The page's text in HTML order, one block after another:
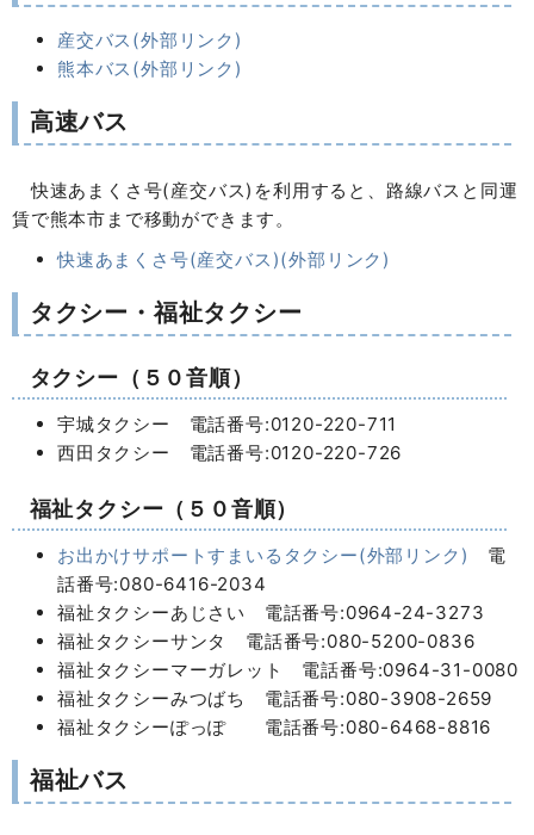
産交バス(外部リンク)
熊本バス(外部リンク)
高速バス
快速あまくさ号(産交バス)を利用すると、路線バスと同運
賃で熊本市まで移動ができます。
快速あまくさ号(産交バス)(外部リンク)
タクシー・福祉タクシー
タクシー（５０音順）
宇城タクシー 電話番号:0120-220-711
西田タクシー 電話番号:0120-220-726
福祉タクシー（５０音順）
お出かけサポートすまいるタクシー(外部リンク)
電
話番号:080-6416-2034
福祉タクシーあじさい 電話番号:0964-24-3273
福祉タクシーサンタ 電話番号:080-5200-0836
福祉タクシーマーガレット 電話番号:0964-31-0080
福祉タクシーみつばち 電話番号:080-3908-2659
福祉タクシーぽっぽ 電話番号:080-6468-8816
福祉バス